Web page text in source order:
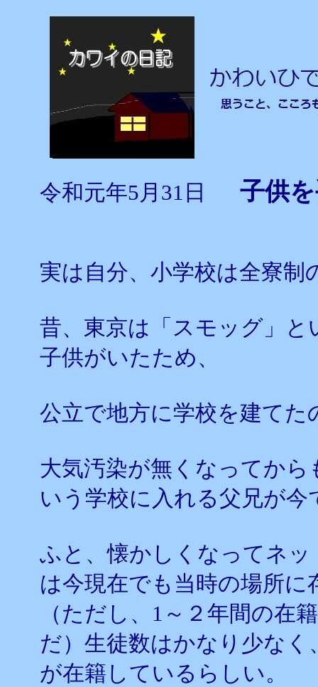
令和元年5月31日 子供
実は自分、小学校は全寮制
昔、東京は「スモッグ」
子供がいたため、
公立で地方に学校を建てた
大気汚染が無くなってか
いう学校に入れる父兄が今
ふと、懐かしくなってネ
は今現在でも当時の場所に
（ただし、1～２年間の在
だ）生徒数はかなり少な
が在籍しているらしい。